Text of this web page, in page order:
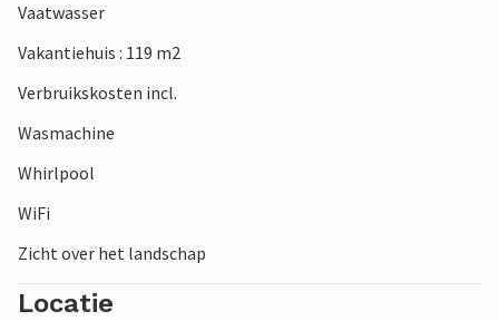
Vaatwasser
Vakantiehuis : 119 m2
Verbruikskosten incl.
Wasmachine
Whirlpool
WiFi
Zicht over het landschap
Locatie